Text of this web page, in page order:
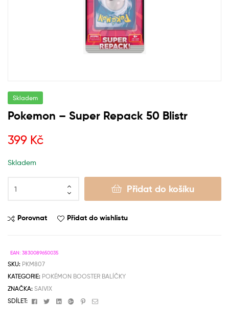
Skladem
Pokemon – Super Repack 50 Blistr
399 Kč
Skladem
Přidat do košíku
Porovnat Přidat do wishlistu
EAN: 3830089650035
SKU: PKM807
KATEGORIE: POKÉMON BOOSTER BALÍČKY
ZNAČKA: SAIVIX
SDÍLET:
FacebookTwitterLinkedinGoogle+Pinterest
Email